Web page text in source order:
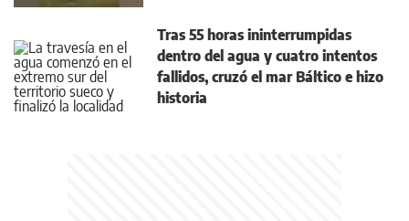
Tras 55 horas ininterrumpidas
dentro del agua y cuatro intentos
fallidos, cruzó el mar Báltico e hizo
historia